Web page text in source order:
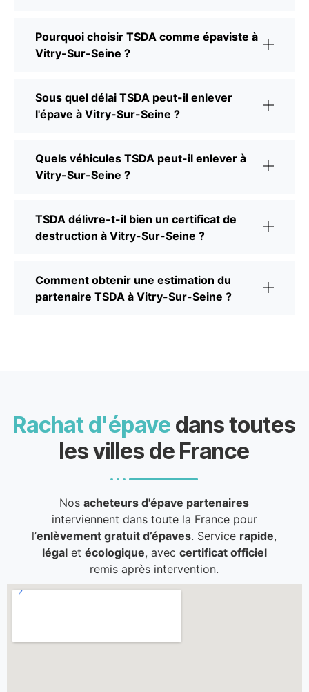
Pourquoi choisir TSDA comme épaviste à
Vitry-Sur-Seine ?
Sous quel délai TSDA peut-il enlever
l'épave à Vitry-Sur-Seine ?
Quels véhicules TSDA peut-il enlever à
Vitry-Sur-Seine ?
TSDA délivre-t-il bien un certificat de
destruction à Vitry-Sur-Seine ?
Comment obtenir une estimation du
partenaire TSDA à Vitry-Sur-Seine ?
Rachat d'épave dans toutes
les villes de France
Nosacheteurs d'épave partenaires
interviennent dans toute la France pour
l’enlèvement gratuit d’épaves. Service rapide,
légalet écologique, avec certificat officiel
remis après intervention.